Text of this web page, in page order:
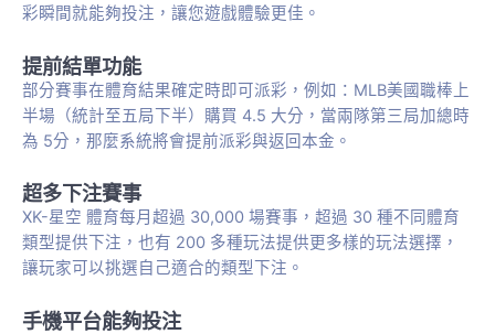
彩瞬間就能夠投注，讓您遊戲體驗更佳。
提前結單功能
部分賽事在體育結果確定時即可派彩，例如：MLB美國職棒上
半場（統計至五局下半）購買 4.5 大分，當兩隊第三局加總時
為 5分，那麼系統將會提前派彩與返回本金。
超多下注賽事
XK-星空 體育每月超過 30,000 場賽事，超過 30 種不同體育
類型提供下注，也有 200 多種玩法提供更多樣的玩法選擇，
讓玩家可以挑選自己適合的類型下注。
手機平台能夠投注